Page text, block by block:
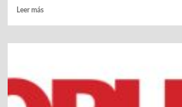
Leer másLeer
Éxito
de